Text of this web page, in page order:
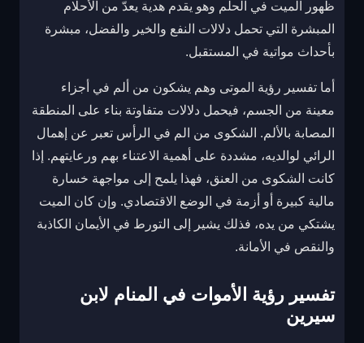
ظهور الميت في الحلم وهو يقدم هدية يعدّ من الأحلام
المبشرة التي تحمل دلالات النفع والخير والفضل، مبشرة
بأحداث مواتية في المستقبل.
أما تفسير رؤية الموتى وهم يشكون من ألم في أجزاء
معينة من الجسم، فيحمل دلالات متفاوتة بناء على المنطقة
المصابة بالألم. الشكوى من الم في الرأس تعبر عن إهمال
الرائي لوالديه، مشددة على أهمية الاعتناء بهم ورعايتهم. إذا
كانت الشكوى من العنق، فهذا يلمح إلى مواجهة خسارة
مالية كبيرة أو أزمة في الوضع الاقتصادي. وإن كان الميت
يشتكي من يده، فذلك يشير إلى التورط في الأيمان الكاذبة
والنقص في الأمانة.
تفسير رؤية الأموات في المنام لابن
سيرين